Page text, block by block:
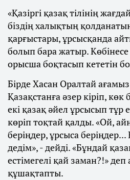
«Қазіргі қазақ тілінің
біздің халықтың
қарғыстары, ұрсысқанда
болып бара жатыр. Көбінесе
орысша боқтасып кететін
Бірде Хасан Оралтай
Қазақстанға әзер кіріп, көк
екі қазақ әйел ұрсысып тұр
көріп тоқтай қалды. «Ой,
беріңдер, ұрсыса
дедім», - дейді. «Бұндай
естімегелі қай заман?!» деп
құшақтапты.